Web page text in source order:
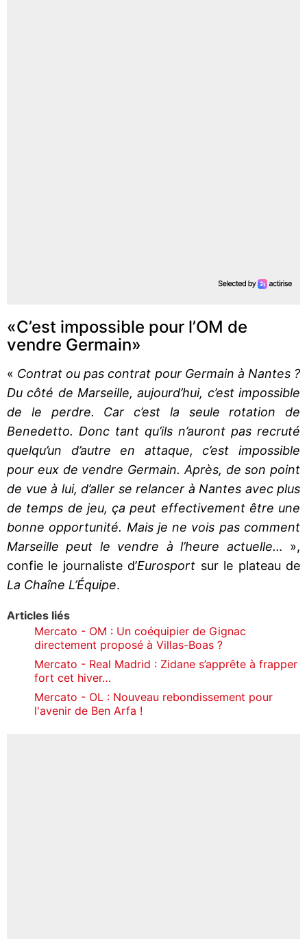
«C’est impossible pour l’OM de
vendre Germain»
« Contrat ou pas contrat pour Germain à Nantes ?
Du côté de Marseille, aujourd’hui, c’est impossible
de le perdre. Car c’est la seule rotation de
Benedetto. Donc tant qu’ils n’auront pas recruté
quelqu’un d’autre en attaque, c’est impossible
pour eux de vendre Germain. Après, de son point
de vue à lui, d’aller se relancer à Nantes avec plus
de temps de jeu, ça peut effectivement être une
bonne opportunité. Mais je ne vois pas comment
Marseille peut le vendre à l’heure actuelle… »,
confie le journaliste d’Eurosport sur le plateau de
La Chaîne L’Équipe.
Articles liés
Mercato - OM : Un coéquipier de Gignac
directement proposé à Villas-Boas ?
Mercato - Real Madrid : Zidane s’apprête à frapper
fort cet hiver…
Mercato - OL : Nouveau rebondissement pour
l'avenir de Ben Arfa !